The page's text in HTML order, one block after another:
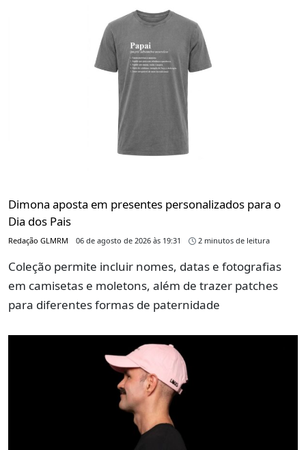
Dimona aposta em presentes personalizados para o
Dia dos Pais
Redação GLMRM 06 de agosto de 2026 às 19:31 2 minutos de leitura
Coleção permite incluir nomes, datas e fotografias
em camisetas e moletons, além de trazer patches
para diferentes formas de paternidade